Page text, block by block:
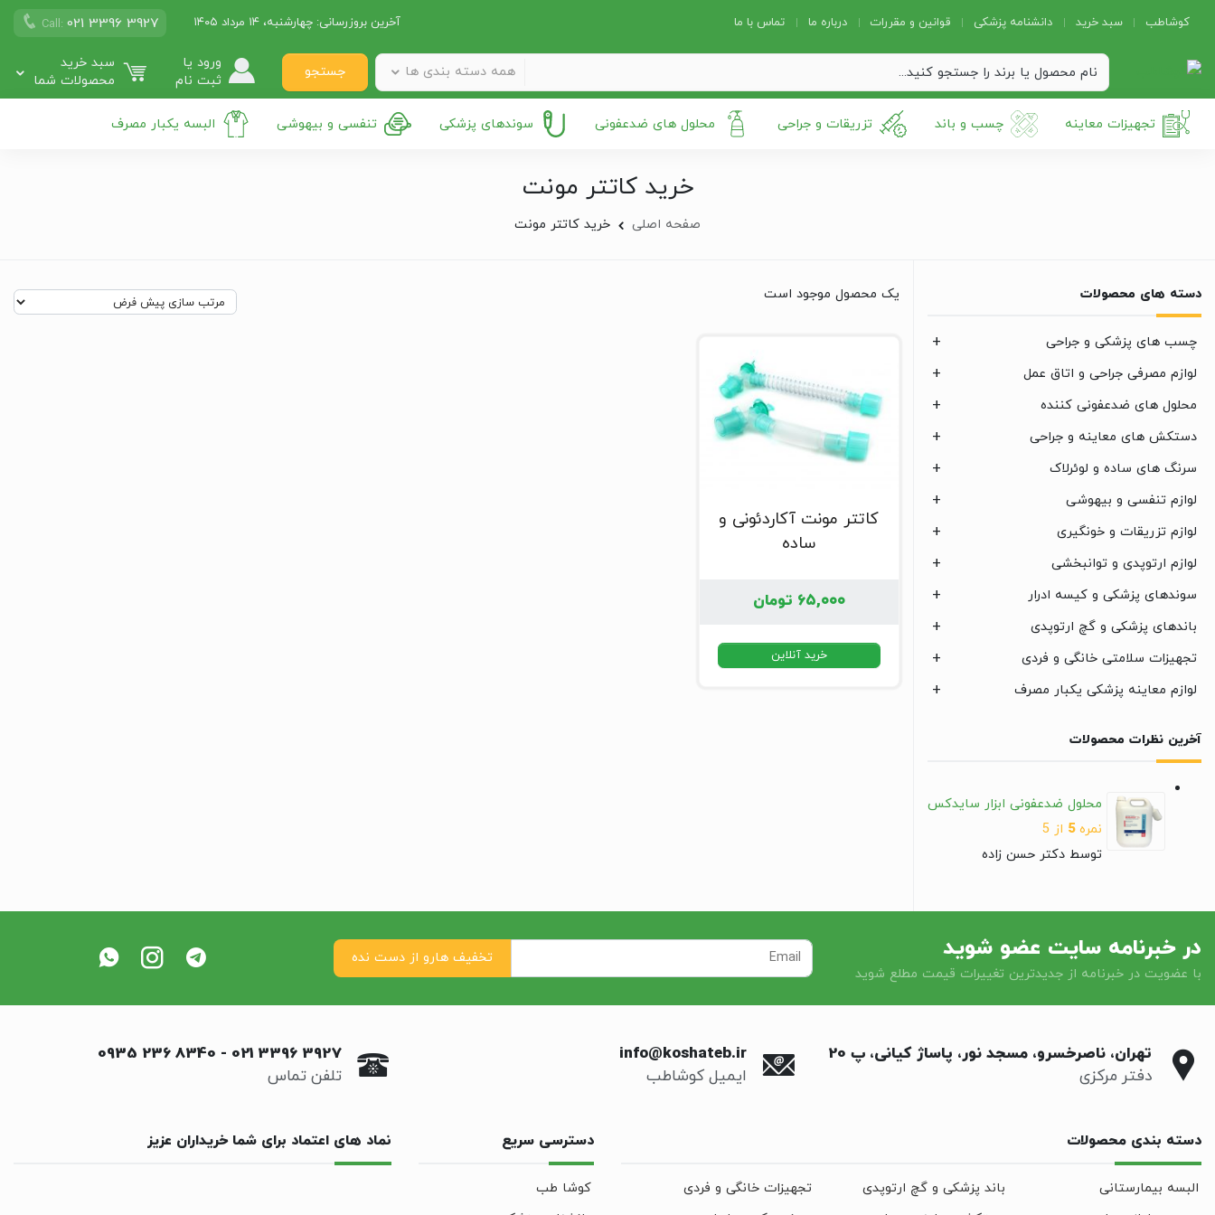
کوشاطب سبد خرید دانشنامه پزشکی قوانین و مقررات درباره ما تماس با ما آخرین بروزرسانی: چهارشنبه، ۱۴ مرداد ۱۴۰۵ Call: 021 3396 3927
همه دسته بندی ها جستجو
ورود یا
ثبت نام
سبد خرید
محصولات شما
تجهیزات معاینه چسب و باند تزریقات و جراحی محلول های ضدعفونی سوندهای پزشکی تنفسی و بیهوشی البسه یکبار مصرف
خرید کاتتر مونت
صفحه اصلی خرید کاتتر مونت
دسته های محصولات
چسب های پزشکی و جراحی
لوازم مصرفی جراحی و اتاق عمل
محلول های ضدعفونی کننده
دستکش های معاینه و جراحی
سرنگ های ساده و لوئرلاک
لوازم تنفسی و بیهوشی
لوازم تزریقات و خونگیری
لوازم ارتوپدی و توانبخشی
سوندهای پزشکی و کیسه ادرار
باندهای پزشکی و گچ ارتوپدی
تجهیزات سلامتی خانگی و فردی
لوازم معاینه پزشکی یکبار مصرف
آخرین نظرات محصولات
محلول ضدعفونی ابزار سایدکس
نمره5 از 5
توسط دکتر حسن زاده
یک محصول موجود است
کاتتر مونت آکاردئونی و
ساده
۶۵,۰۰۰ تومان
خرید آنلاین
در خبرنامه سایت عضو شوید
با عضویت در خبرنامه از جدیدترین تغییرات قیمت مطلع شوید
تهران، ناصرخسرو، مسجد نور، پاساژ کیانی، پ 20
دفتر مرکزی
info@koshateb.ir
ایمیل کوشاطب
021 3396 3927
-
0935 236 8340
تلفن تماس
دسته بندی محصولات
البسه بیمارستانی باند پزشکی و گچ ارتوپدی
تجهیزات خانگی و فردی
دسترسی سریع
کوشا طب
نماد های اعتماد برای شما خریداران عزیز